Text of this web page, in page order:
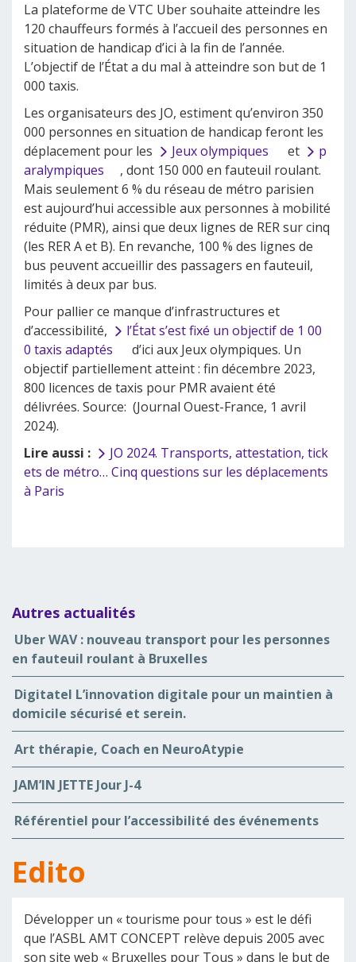
La plateforme de VTC Uber souhaite atteindre les
120 chauffeurs formés à l’accueil des personnes en
situation de handicap d’ici à la fin de l’année.
L’objectif de l’État a du mal à atteindre son but de 1
000 taxis.
Les organisateurs des JO, estiment qu’environ 350
000 personnes en situation de handicap feront les
déplacement pour les
Jeux olympiques et
p
aralympiques
, dont 150 000 en fauteuil roulant.
Mais seulement 6 % du réseau de métro parisien
est aujourd’hui accessible aux personnes à mobilité
réduite (PMR), ainsi que deux lignes de RER sur cinq
(les RER A et B). En revanche, 100 % des lignes de
bus peuvent accueillir des passagers en fauteuil,
limités à deux par bus.
Pour pallier ce manque d’infrastructures et
d’accessibilité,
l’État s’est fixé un objectif de 1 00
0 taxis adaptés
d’ici aux Jeux olympiques. Un
objectif partiellement atteint : fin décembre 2023,
800 licences de taxis pour PMR avaient été
délivrées. Source: (Journal Ouest-France, 1 avril
2024).
Lire aussi :
JO 2024. Transports, attestation, tick
ets de métro… Cinq questions sur les déplacements
à Paris
Autres actualités
Uber WAV : nouveau transport pour les personnes
en fauteuil roulant à Bruxelles
Digitatel L’innovation digitale pour un maintien à
domicile sécurisé et serein.
Art thérapie, Coach en NeuroAtypie
JAM’IN JETTE Jour J-4
Référentiel pour l’accessibilité des événements
Edito
Développer un « tourisme pour tous » est le défi
que l’ASBL AMT CONCEPT relève depuis 2005 avec
son site web « Bruxelles pour Tous » dans le but de